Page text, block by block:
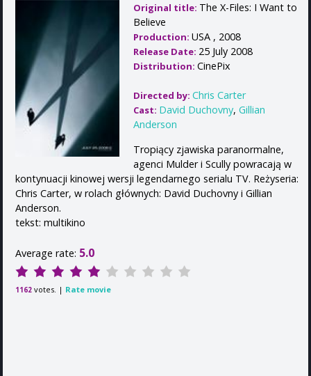
Original title: The X-Files: I Want to
Believe
Production: USA , 2008
Release Date: 25 July 2008
Distribution: CinePix
Directed by: Chris Carter
Cast: David Duchovny, Gillian
Anderson
Tropiący zjawiska paranormalne,
agenci Mulder i Scully powracają w
kontynuacji kinowej wersji legendarnego serialu TV. Reżyseria:
Chris Carter, w rolach głównych: David Duchovny i Gillian
Anderson.
tekst: multikino
Average rate: 5.0
1162 votes. | Rate movie